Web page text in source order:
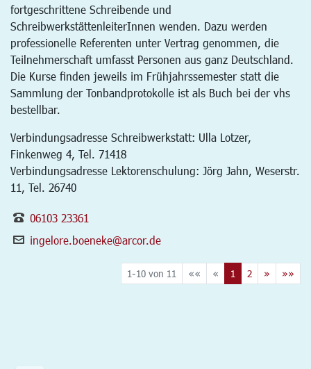
fortgeschrittene Schreibende und
SchreibwerkstättenleiterInnen wenden. Dazu werden
professionelle Referenten unter Vertrag genommen, die
Teilnehmerschaft umfasst Personen aus ganz Deutschland.
Die Kurse finden jeweils im Frühjahrssemester statt die
Sammlung der Tonbandprotokolle ist als Buch bei der vhs
bestellbar.
Verbindungsadresse Schreibwerkstatt: Ulla Lotzer,
Finkenweg 4, Tel. 71418
Verbindungsadresse Lektorenschulung: Jörg Jahn, Weserstr.
11, Tel. 26740
06103 23361
ingelore.boeneke@arcor.de
1-10 von 11 «« « 1 2 » »»